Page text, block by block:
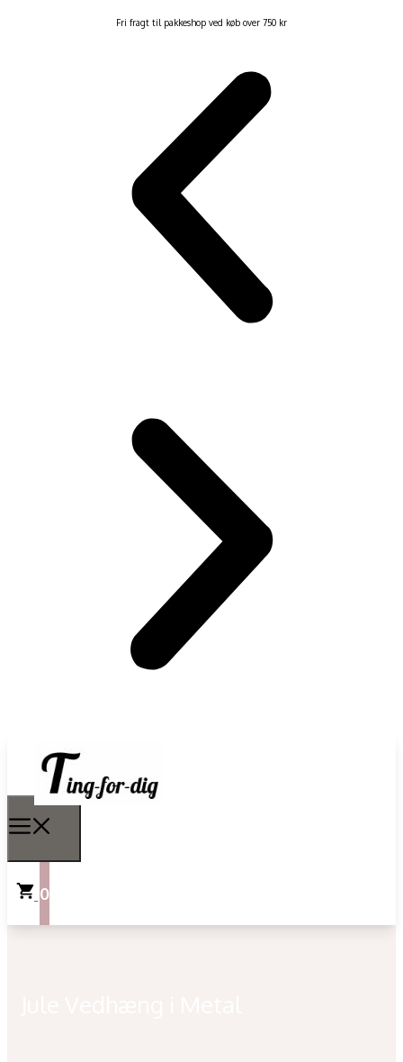
Fri fragt til pakkeshop ved køb over 750 kr
0